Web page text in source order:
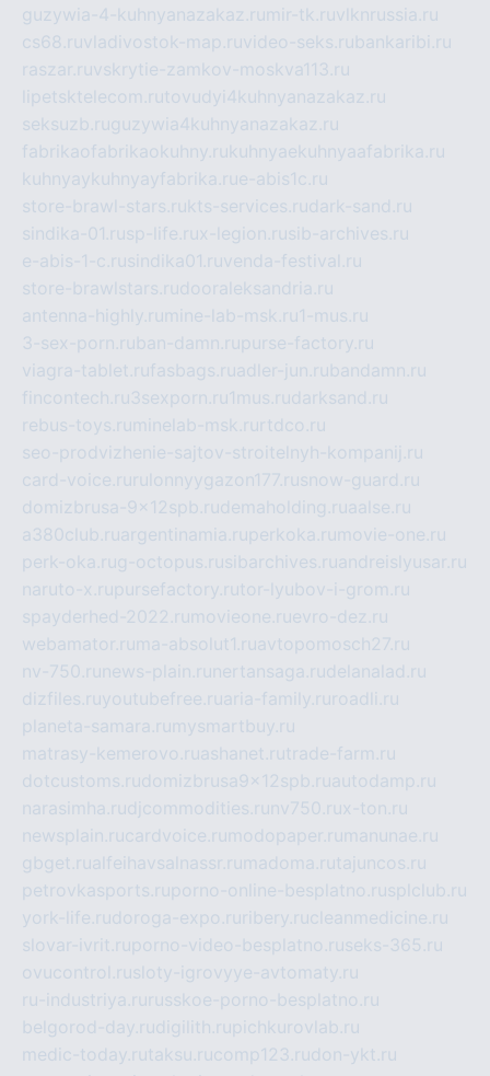
guzywia-4-kuhnyanazakaz.ru mir-tk.ruvlknrussia.ru
cs68.ruvladivostok-map.ruvideo-seks.rubankaribi.ru
raszar.ruvskrytie-zamkov-moskva113.ru
lipetsktelecom.rutovudyi4kuhnyanazakaz.ru
seksuzb.ruguzywia4kuhnyanazakaz.ru
fabrikaofabrikaokuhny.rukuhnyaekuhnyaafabrika.ru
kuhnyaykuhnyayfabrika.rue-abis1c.ru
store-brawl-stars.rukts-services.rudark-sand.ru
sindika-01.rusp-life.rux-legion.rusib-archives.ru
e-abis-1-c.rusindika01.ruvenda-festival.ru
store-brawlstars.rudooraleksandria.ru
antenna-highly.ru mine-lab-msk.ru1-mus.ru
3-sex-porn.ruban-damn.rupurse-factory.ru
viagra-tablet.rufasbags.ruadler-jun.rubandamn.ru
fincontech.ru3sexporn.ru1mus.rudarksand.ru
rebus-toys.ru minelab-msk.ru rtdco.ru
seo-prodvizhenie-sajtov-stroitelnyh-kompanij.ru
card-voice.ru rulonnyygazon177.rusnow-guard.ru
domizbrusa-9x12spb.rudemaholding.ruaalse.ru
a380club.ruargentinamia.ruperkoka.ru movie-one.ru
perk-oka.rug-octopus.rusibarchives.ruandreislyusar.ru
naruto-x.rupursefactory.rutor-lyubov-i-grom.ru
spayderhed-2022.ru movieone.ruevro-dez.ru
webamator.ru ma-absolut1.ruavtopomosch27.ru
nv-750.ru news-plain.ru nertansaga.rudelanalad.ru
dizfiles.ruyoutubefree.ruaria-family.ru roadli.ru
planeta-samara.ru mysmartbuy.ru
matrasy-kemerovo.ruashanet.rutrade-farm.ru
dotcustoms.rudomizbrusa9x12spb.ruautodamp.ru
narasimha.rudjcommodities.ru nv750.rux-ton.ru
newsplain.rucardvoice.ru modopaper.ru manunae.ru
gbget.rualfeihavsalnassr.ru madoma.rutajuncos.ru
petrovkasports.ruporno-online-besplatno.rusplclub.ru
york-life.rudoroga-expo.ru ribery.rucleanmedicine.ru
slovar-ivrit.ruporno-video-besplatno.ruseks-365.ru
ovucontrol.rusloty-igrovyye-avtomaty.ru
ru-industriya.ru russkoe-porno-besplatno.ru
belgorod-day.rudigilith.rupichkurovlab.ru
medic-today.rutaksu.rucomp123.rudon-ykt.ru